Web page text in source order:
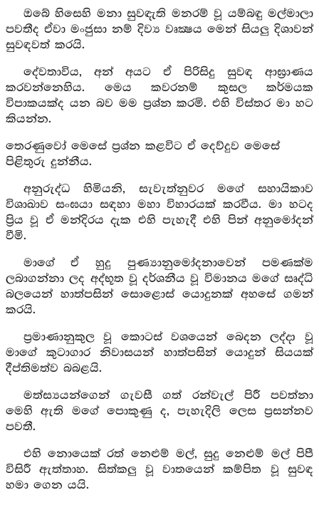
ඔබේ හිසෙහි මනා සුවඳැති මනරම් වූ යම්බඳු මල්මාලා
පවතීද ඒවා මංජුසා නම් දිව්‍ය වෘක්‍ෂය මෙන් සියලු දිශාවන්
සුවඳවත් කරයි.
දේවතාවිය, අන් අයට ඒ පිරිසිදු සුවඳ ආඝ්‍රාණය
කරවන්නෙහිය. මෙය කවරනම් කුසල කර්මයක
විපාකයක්ද යන බව මම ප්‍රශ්න කරමි. එහි විස්තර මා හට
කියන්න.
තෙරණුවෝ මෙසේ ප්‍රශ්න කළවිට ඒ දෙව්දුව මෙසේ
පිළිතුරු දුන්නීය.
අනුරුද්ධ හිමියනි, සැවැත්නුවර මගේ සහායිකාව
විශාඛාව සංඝයා සඳහා මහා විහාරයක් කරවීය. මා හටද
ප්‍රිය වූ ඒ මන්දිරය දැක එහි පැහැදී එහි පින් අනුමෝදන්
වීමි.
මාගේ ඒ හුදු පුණ්‍යානුමෝදනාවෙන් පමණක්ම
ලබාගන්නා ලද අද්භූත වූ දර්ශනීය වූ විමානය මගේ සෘද්ධි
බලයෙන් හාත්පසින් සොළොස් යොදුනක් අහසේ ගමන්
කරයි.
ප්‍රමාණානුකුල වූ කොටස් වශයෙන් බෙදන ලද්දා වූ
මාගේ කුටාගාර නිවාසයන් හාත්පසින් යොදුන් සියයක්
දීප්තිමත්ව බබළයි.
මත්ස්‍යයන්ගෙන් ගැවසී ගත් රන්වැල් පිරී පවත්නා
මෙහි ඇති මගේ පොකුණු ද, පැහැදිලි ලෙස ප්‍රසන්නව
පවතී.
එහි නොයෙක් රත් නෙළුම් මල්, සුදු නෙළුම් මල් පිපී
විසිරී ඇත්තාහ. සිත්කලු වූ වාතයෙන් කම්පිත වූ සුවඳ
හමා ගෙන යයි.